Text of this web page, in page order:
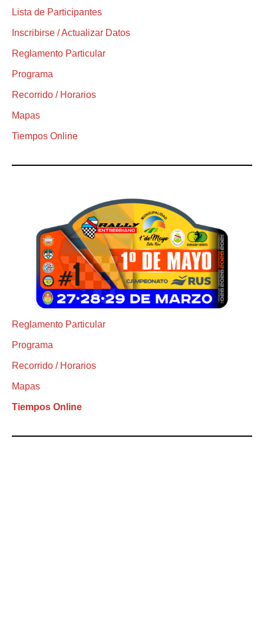
Lista de Participantes
Inscribirse / Actualizar Datos
Reglamento Particular
Programa
Recorrido / Horarios
Mapas
Tiempos Online
Reglamento Particular
Programa
Recorrido / Horarios
Mapas
Tiempos Online